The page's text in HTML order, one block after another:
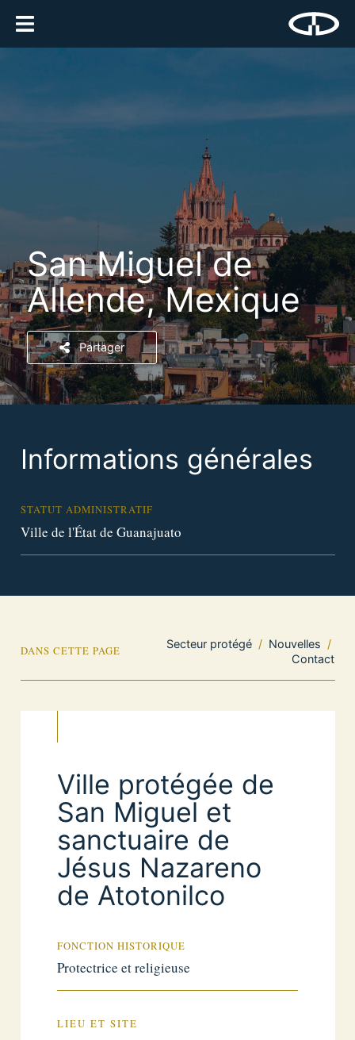
San Miguel de
Allende, Mexique
Partager
Informations générales
STATUT ADMINISTRATIF
Ville de l'État de Guanajuato
DANS CETTE PAGE
Secteur protégé / Nouvelles /
Contact
Ville protégée de
San Miguel et
sanctuaire de
Jésus Nazareno
de Atotonilco
FONCTION HISTORIQUE
Protectrice et religieuse
LIEU ET SITE